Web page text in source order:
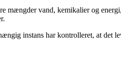
mængder vand, kemikalier og
instans har kontrolleret, at